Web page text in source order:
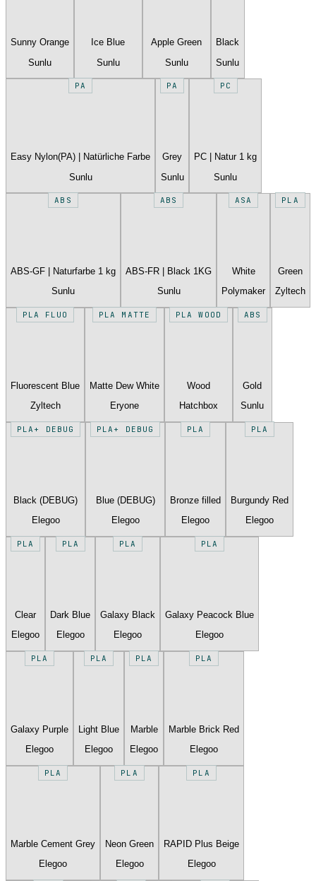
Sunny Orange
Sunlu
Ice Blue
Sunlu
Apple Green
Sunlu
Black
Sunlu
PA
Easy Nylon(PA) | Natürliche Farbe
Sunlu
PA
Grey
Sunlu
PC
PC | Natur 1 kg
Sunlu
ABS
ABS-GF | Naturfarbe 1 kg
Sunlu
ABS
ABS-FR | Black 1KG
Sunlu
ASA
White
Polymaker
PLA
Green
Zyltech
PLA FLUO
Fluorescent Blue
Zyltech
PLA MATTE
Matte Dew White
Eryone
PLA WOOD
Wood
Hatchbox
ABS
Gold
Sunlu
PLA+ DEBUG
Black (DEBUG)
Elegoo
PLA+ DEBUG
Blue (DEBUG)
Elegoo
PLA
Bronze filled
Elegoo
PLA
Burgundy Red
Elegoo
PLA
Clear
Elegoo
PLA
Dark Blue
Elegoo
PLA
Galaxy Black
Elegoo
PLA
Galaxy Peacock Blue
Elegoo
PLA
Galaxy Purple
Elegoo
PLA
Light Blue
Elegoo
PLA
Marble
Elegoo
PLA
Marble Brick Red
Elegoo
PLA
Marble Cement Grey
Elegoo
PLA
Neon Green
Elegoo
PLA
RAPID Plus Beige
Elegoo